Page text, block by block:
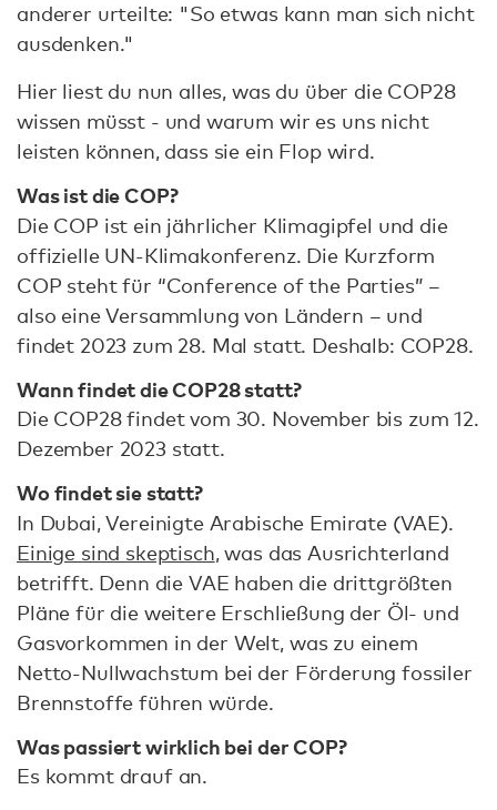
anderer urteilte: "So etwas kann man sich nicht
ausdenken."
Hier liest du nun alles, was du über die COP28
wissen müsst - und warum wir es uns nicht
leisten können, dass sie ein Flop wird.
Was ist die COP?
Die COP ist ein jährlicher Klimagipfel und die
offizielle UN-Klimakonferenz. Die Kurzform
COP steht für “Conference of the Parties” –
also eine Versammlung von Ländern – und
findet 2023 zum 28. Mal statt. Deshalb: COP28.
Wann findet die COP28 statt?
Die COP28 findet vom 30. November bis zum 12.
Dezember 2023 statt.
Wo findet sie statt?
In Dubai, Vereinigte Arabische Emirate (VAE).
Einige sind skeptisch, was das Ausrichterland
betrifft. Denn die VAE haben die drittgrößten
Pläne für die weitere Erschließung der Öl- und
Gasvorkommen in der Welt, was zu einem
Netto-Nullwachstum bei der Förderung fossiler
Brennstoffe führen würde.
Was passiert wirklich bei der COP?
Es kommt drauf an.